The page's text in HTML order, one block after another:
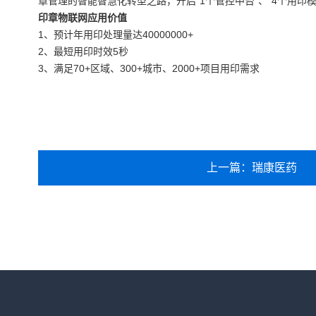
印章物联网应用价值
1、预计年用印处理量达40000000+
2、最短用印时效5秒
3、满足70+区域、300+城市、2000+项目用印需求
上一篇：瑞康医药